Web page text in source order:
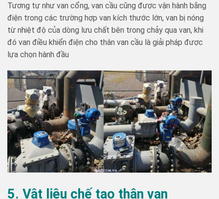
Tương tự như van cổng, van cầu cũng được vận hành bằng
điện trong các trường hợp van kích thước lớn, van bị nóng
từ nhiệt độ của dòng lưu chất bên trong chảy qua van, khi
đó van điều khiển điện cho thân van cầu là giải pháp được
lựa chọn hành đầu
5. Vật liệu chế tạo thân van